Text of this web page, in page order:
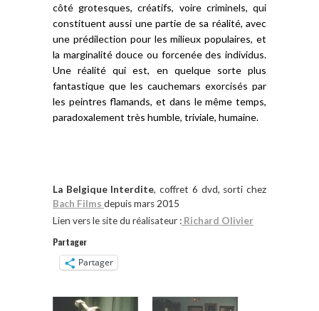
côté grotesques, créatifs, voire criminels, qui
constituent aussi une partie de sa réalité, avec
une prédilection pour les milieux populaires, et
la marginalité douce ou forcenée des individus.
Une réalité qui est, en quelque sorte plus
fantastique que les cauchemars exorcisés par
les peintres flamands, et dans le même temps,
paradoxalement très humble, triviale, humaine.
La Belgique Interdite, coffret 6 dvd, sorti chez
Bach Films depuis mars 2015
Lien vers le site du réalisateur : Richard Olivier
Partager
Partager